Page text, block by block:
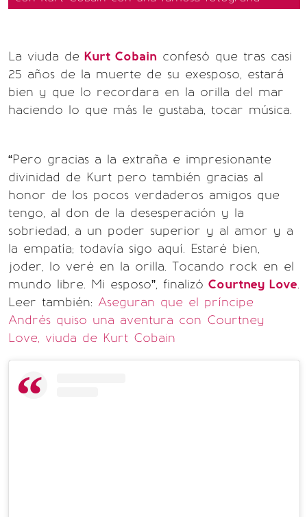
La viuda de Kurt Cobain confesó que tras casi
25 años de la muerte de su exesposo, estará
bien y que lo recordara en la orilla del mar
haciendo lo que más le gustaba, tocar música.
“Pero gracias a la extraña e impresionante
divinidad de Kurt pero también gracias al
honor de los pocos verdaderos amigos que
tengo, al don de la desesperación y la
sobriedad, a un poder superior y al amor y a
la empatía; todavía sigo aquí. Estaré bien,
joder, lo veré en la orilla. Tocando rock en el
mundo libre. Mi esposo”, finalizó Courtney Love.
Leer también: Aseguran que el príncipe
Andrés quiso una aventura con Courtney
Love, viuda de Kurt Cobain